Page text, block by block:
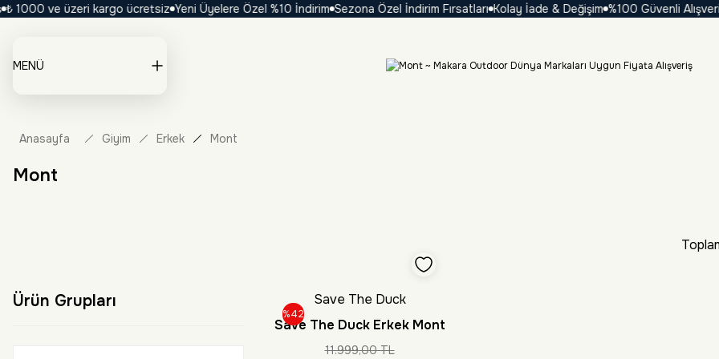
ve üzeri kargo ücretsiz Yeni Üyelere Özel %10 İndirim Sezona Özel İndirim Fırsatları Kolay İade & Değişim %100 Güvenli Alışveriş
MENÜ
Anasayfa Giyim Erkek Mont
Mont
Ürün Grupları
%42
Save The Duck
Save The Duck Erkek Mont
11.999,00 TL